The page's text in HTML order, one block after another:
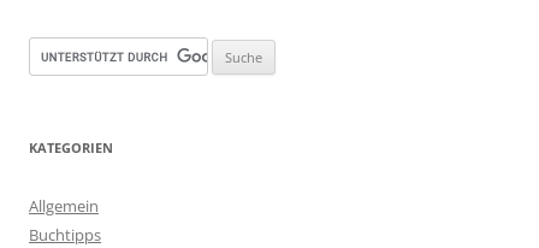
KATEGORIEN
Allgemein
Buchtipps